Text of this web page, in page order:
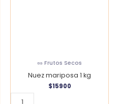
🥜 Frutos Secos
Nuez mariposa 1 kg
$15900